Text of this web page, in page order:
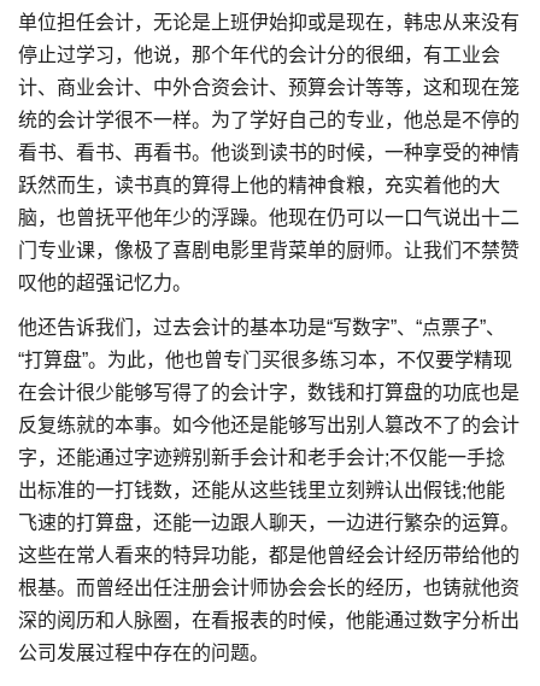
单位担任会计，无论是上班伊始抑或是现在，韩忠从来没有
停止过学习，他说，那个年代的会计分的很细，有工业会
计、商业会计、中外合资会计、预算会计等等，这和现在笼
统的会计学很不一样。为了学好自己的专业，他总是不停的
看书、看书、再看书。他谈到读书的时候，一种享受的神情
跃然而生，读书真的算得上他的精神食粮，充实着他的大
脑，也曾抚平他年少的浮躁。他现在仍可以一口气说出十二
门专业课，像极了喜剧电影里背菜单的厨师。让我们不禁赞
叹他的超强记忆力。
他还告诉我们，过去会计的基本功是“写数字”、“点票子”、
“打算盘”。为此，他也曾专门买很多练习本，不仅要学精现
在会计很少能够写得了的会计字，数钱和打算盘的功底也是
反复练就的本事。如今他还是能够写出别人篡改不了的会计
字，还能通过字迹辨别新手会计和老手会计;不仅能一手捻
出标准的一打钱数，还能从这些钱里立刻辨认出假钱;他能
飞速的打算盘，还能一边跟人聊天，一边进行繁杂的运算。
这些在常人看来的特异功能，都是他曾经会计经历带给他的
根基。而曾经出任注册会计师协会会长的经历，也铸就他资
深的阅历和人脉圈，在看报表的时候，他能通过数字分析出
公司发展过程中存在的问题。